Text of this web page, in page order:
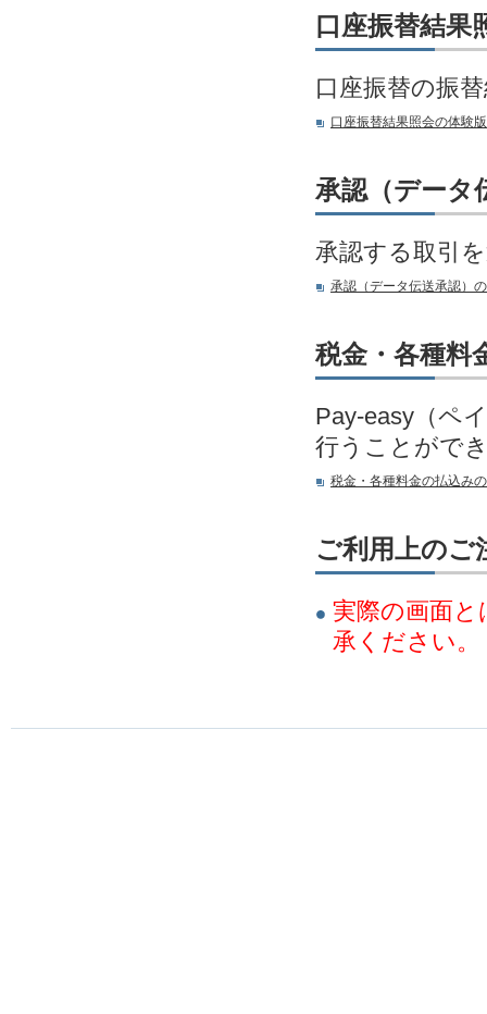
口座振替結果
口座振替の振
口座振替結果照会の体験
承認（データ
承認する取引
承認（データ伝送承認）
税金・各種料
Pay-easy（ペ
行うことがで
税金・各種料金の払込み
ご利用上のご
実際の画面
承ください。